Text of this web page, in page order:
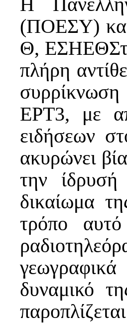
(ΠΟΕΣΥ)
Θ,
πλήρη
ΕΡΤ3, με
ειδήσεων
ακυρώνει
την
δικαίωμα
τρόπο
δυναμικό